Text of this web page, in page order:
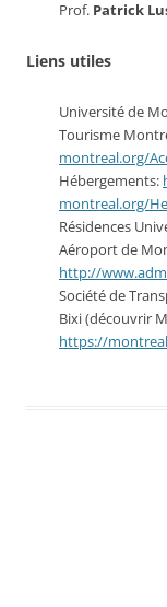
Prof. Patrick
Liens utiles
Université de
Tourisme
montreal.org/
Hébergements:
montreal.org/
Résidences
Aéroport de
http://
Société de
Bixi (découvrir
https://